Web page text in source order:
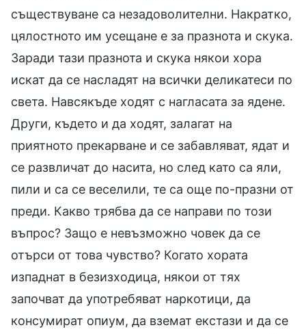
съществуване са незадоволителни. Накратко,
цялостното им усещане е за празнота и скука.
Заради тази празнота и скука някои хора
искат да се насладят на всички деликатеси по
света. Навсякъде ходят с нагласата за ядене.
Други, където и да ходят, залагат на
приятното прекарване и се забавляват, ядат и
се развличат до насита, но след като са яли,
пили и са се веселили, те са още по-празни от
преди. Какво трябва да се направи по този
въпрос? Защо е невъзможно човек да се
отърси от това чувство? Когато хората
изпаднат в безизходица, някои от тях
започват да употребяват наркотици, да
консумират опиум, да вземат екстази и да се